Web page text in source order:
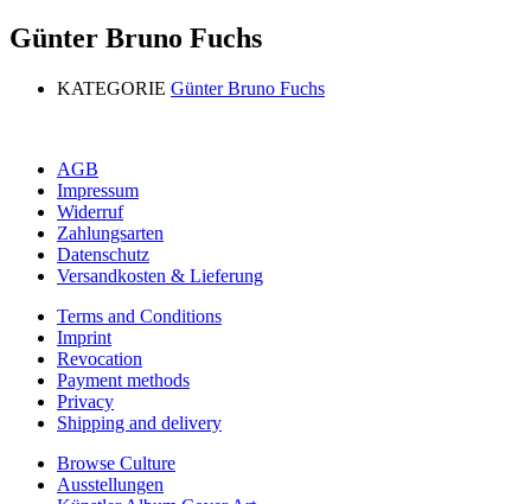
Günter Bruno Fuchs
KATEGORIE Günter Bruno Fuchs
AGB
Impressum
Widerruf
Zahlungsarten
Datenschutz
Versandkosten & Lieferung
Terms and Conditions
Imprint
Revocation
Payment methods
Privacy
Shipping and delivery
Browse Culture
Ausstellungen